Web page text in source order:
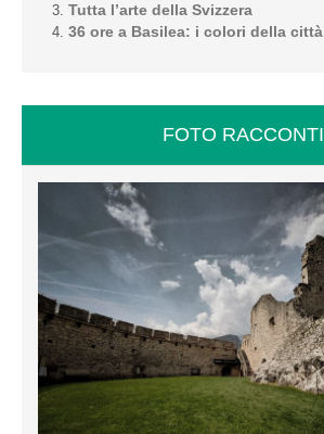
Tutta l’arte della Svizzera
36 ore a Basilea: i colori della città
FOTO RACCONTI